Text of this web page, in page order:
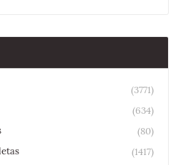
(3771)
(634)
(80)
(1417)